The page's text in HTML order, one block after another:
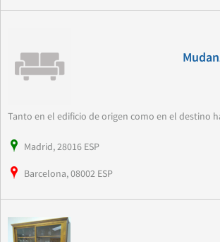
Tanto en el edificio de origen como en el destino
Madrid, 28016 ESP
Barcelona, 08002 ESP